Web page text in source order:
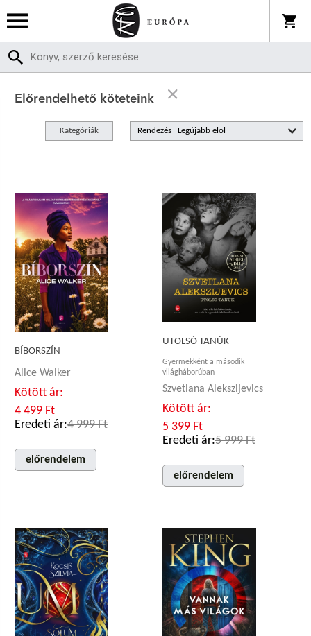
Előrendelhető köteteink
Kategóriák Rendezés
BÍBORSZÍN
Alice Walker
Kötött ár:
4 499 Ft
Eredeti ár:4 999 Ft
előrendelem
UTOLSÓ TANÚK
Gyermekként a második
világháborúban
Szvetlana Alekszijevics
Kötött ár:
5 399 Ft
Eredeti ár:5 999 Ft
előrendelem